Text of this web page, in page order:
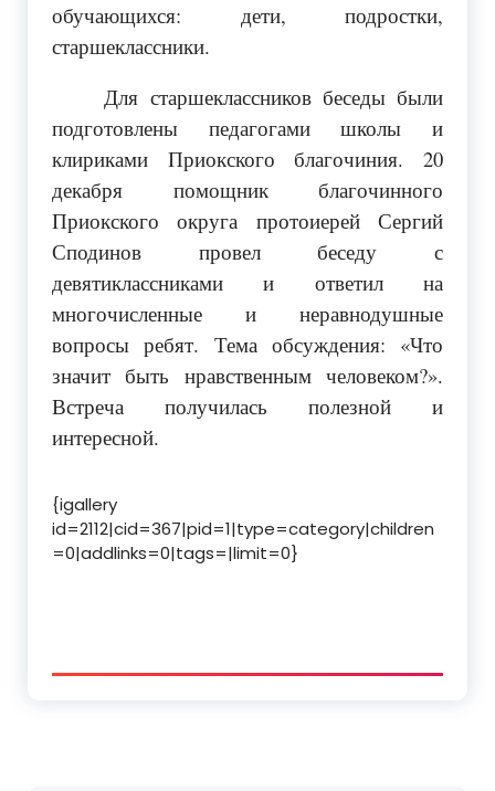
обучающихся: дети, подростки,
старшеклассники.
Для старшеклассников беседы были
подготовлены педагогами школы и
клириками Приокского благочиния. 20
декабря помощник благочинного
Приокского округа протоиерей Сергий
Сподинов провел беседу с
девятиклассниками и ответил на
многочисленные и неравнодушные
вопросы ребят. Тема обсуждения: «Что
значит быть нравственным человеком?».
Встреча получилась полезной и
интересной.
{igallery
id=2112|cid=367|pid=1|type=category|children
=0|addlinks=0|tags=|limit=0}